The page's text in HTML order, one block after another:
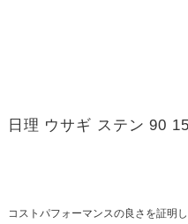
日理 ウサギ ステン 90
コストパフォーマンスの良さを証明し